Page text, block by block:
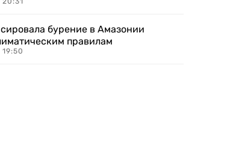
бурение в Амазонии
правилам